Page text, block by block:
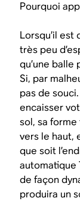
Pourquoi
Lorsqu’il est
très peu
qu’une
Si, par
pas de
encaisser
sol, sa
vers le haut,
que soit
automatique
de façon
produira un